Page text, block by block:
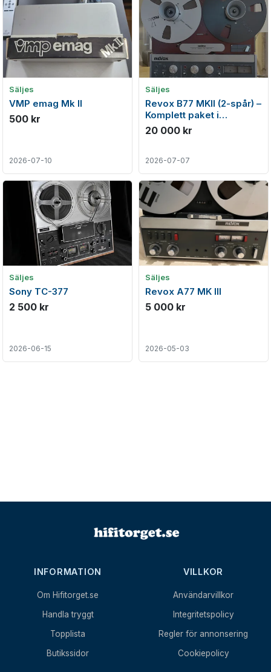
Säljes
VMP emag Mk II
500 kr
2026-07-10
Säljes
Revox B77 MKII (2-spår) –
Komplett paket i
toppskick
20 000 kr
2026-07-07
Säljes
Sony TC-377
2 500 kr
2026-06-15
Säljes
Revox A77 MK III
5 000 kr
2026-05-03
INFORMATION
Om Hifitorget.se
Handla tryggt
Topplista
Butikssidor
VILLKOR
Användarvillkor
Integritetspolicy
Regler för annonsering
Cookiepolicy